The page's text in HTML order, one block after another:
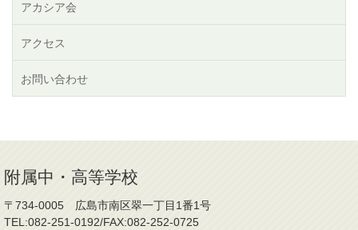
アカシア会
アクセス
お問い合わせ
附属中・高等学校
〒734-0005 広島市南区翠一丁目1番1号
TEL:082-251-0192/FAX:082-252-0725